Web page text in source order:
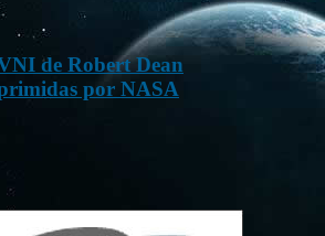
de Robert Dean
por NASA